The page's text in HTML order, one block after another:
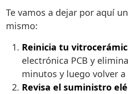
Te vamos a dejar por aquí
mismo:
Reinicia tu
electrónica PCB y
minutos y luego volver
Revisa el suministro